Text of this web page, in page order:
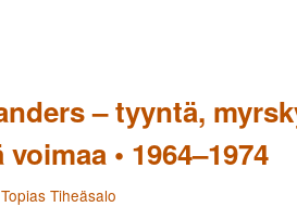
– tyyntä,
• 1964–1974
Topias Tiheäsalo